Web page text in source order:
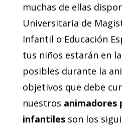
muchas de ellas
Universitaria de
Infantil o Educación
tus niños estarán en
posibles durante la
objetivos que debe
nuestros animadores
infantilesson los